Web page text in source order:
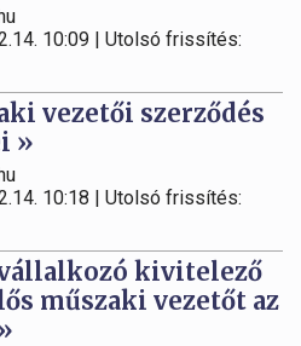
10:09 | Utolsó frissítés:
vezetői szerződés
»
10:18 | Utolsó frissítés:
kivitelező
műszaki vezetőt az